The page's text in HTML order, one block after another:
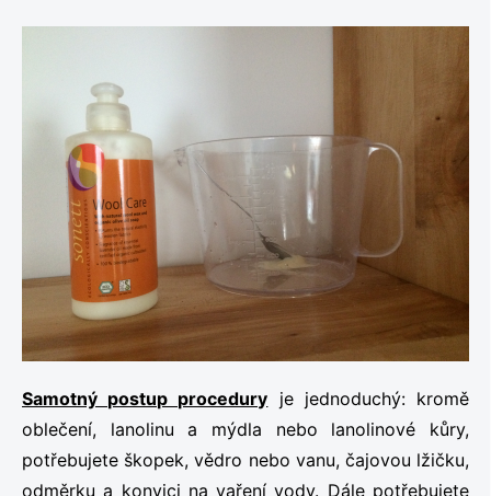
Samotný postup procedury je jednoduchý: kromě
oblečení, lanolinu a mýdla nebo lanolinové kůry,
potřebujete škopek, vědro nebo vanu, čajovou lžičku,
odměrku a konvici na vaření vody. Dále potřebujete